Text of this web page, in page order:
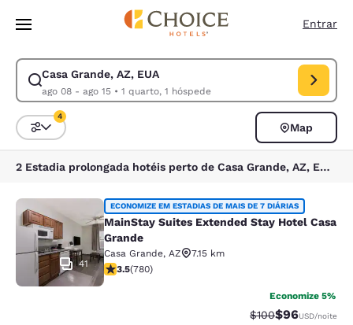
Pular Para Conteúdo Principal
Entrar
Casa Grande, AZ, EUA
ago 08 - ago 15• 1 quarto, 1 hóspede
Modificar pesquisa para Casa Grande, AZ, EUA. Data de check-in ago
Classificar e filtrar
4
Map
2 Estadia prolongada hotéis perto de Casa Grande, AZ, EUA correspondem aos seus filtros
MainStay Suites Extended Stay
41
ECONOMIZE EM ESTADIAS DE MAIS DE 7 DIÁRIAS
MainStay Suites Extended Stay Hotel Casa
Grande
Casa Grande, AZ
7.15 km
classificação 3.51 estrelas. Bom. 780 avaliações
3.5(780)
Economize 5%
Tarifa anterior
$100Tarifa com
$96USD/noite